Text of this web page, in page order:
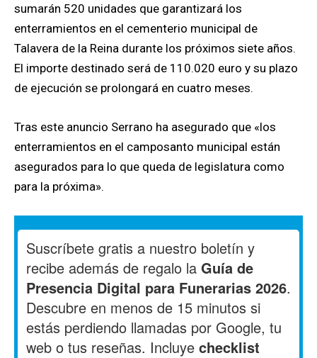
sumarán 520 unidades que garantizará los
enterramientos en el cementerio municipal de
Talavera de la Reina durante los próximos siete años.
El importe destinado será de 110.020 euro y su plazo
de ejecución se prolongará en cuatro meses.
Tras este anuncio Serrano ha asegurado que «los
enterramientos en el camposanto municipal están
asegurados para lo que queda de legislatura como
para la próxima».